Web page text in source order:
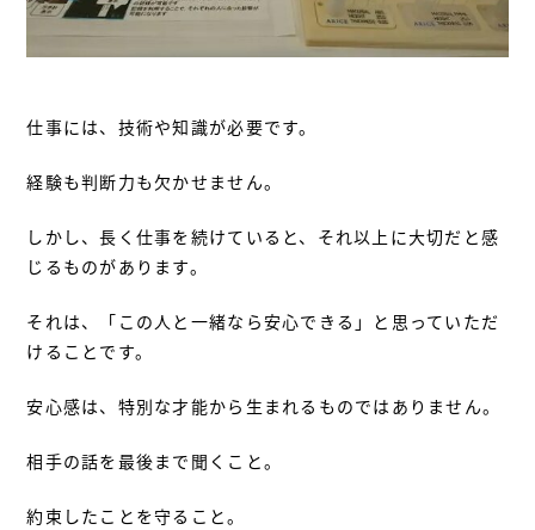
仕事には、技術や知識が必要です。
経験も判断力も欠かせません。
しかし、長く仕事を続けていると、それ以上に大切だと感
じるものがあります。
それは、「この人と一緒なら安心できる」と思っていただ
けることです。
安心感は、特別な才能から生まれるものではありません。
相手の話を最後まで聞くこと。
約束したことを守ること。